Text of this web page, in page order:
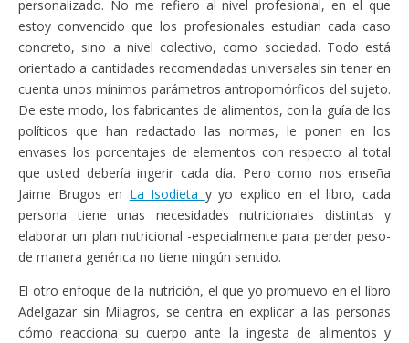
personalizado. No me refiero al nivel profesional, en el que
estoy convencido que los profesionales estudian cada caso
concreto, sino a nivel colectivo, como sociedad. Todo está
orientado a cantidades recomendadas universales sin tener en
cuenta unos mínimos parámetros antropomórficos del sujeto.
De este modo, los fabricantes de alimentos, con la guía de los
políticos que han redactado las normas, le ponen en los
envases los porcentajes de elementos con respecto al total
que usted debería ingerir cada día. Pero como nos enseña
Jaime Brugos en La Isodieta y yo explico en el libro, cada
persona tiene unas necesidades nutricionales distintas y
elaborar un plan nutricional -especialmente para perder peso-
de manera genérica no tiene ningún sentido.
El otro enfoque de la nutrición, el que yo promuevo en el libro
Adelgazar sin Milagros, se centra en explicar a las personas
cómo reacciona su cuerpo ante la ingesta de alimentos y